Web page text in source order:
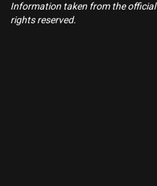
Information taken from the
rights reserved.